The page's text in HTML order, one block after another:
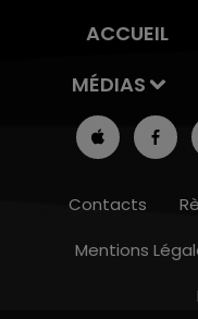
ACCUEIL
MÉDIAS
Contacts
Mentions